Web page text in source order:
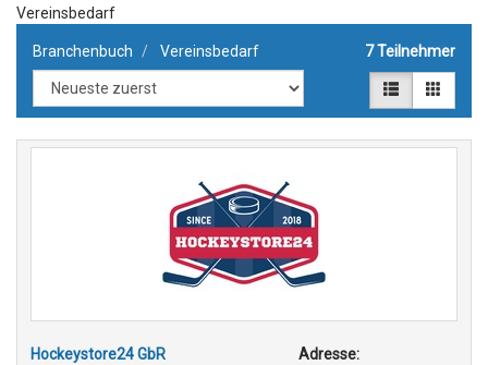
Vereinsbedarf
Branchenbuch Vereinsbedarf 7 Teilnehmer
Hockeystore24 GbR
Adresse: